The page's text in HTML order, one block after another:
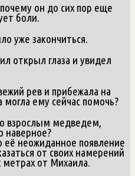
он до сих пор еще
боли.
уже закончиться.
открыл глаза и увидел
рев и прибежала на
ему сейчас помочь?
взрослым медведем,
наверное?
её неожиданное появление
от своих намерений
метрах от Михаила.